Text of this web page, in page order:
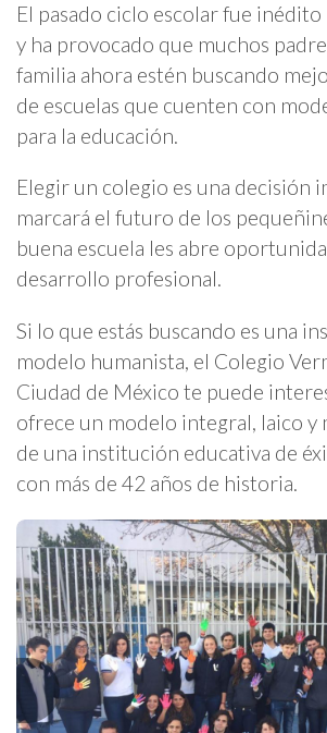
El pasado ciclo escolar fue inédito
y ha provocado que muchos
familia ahora estén buscando
de escuelas que cuenten con
para la educación.
Elegir un colegio es una decisión
marcará el futuro de los
buena escuela les abre
desarrollo profesional.
Si lo que estás buscando es una
modelo humanista, el Colegio
Ciudad de México te puede
ofrece un modelo integral, laico y
de una institución educativa de
con más de 42 años de historia.